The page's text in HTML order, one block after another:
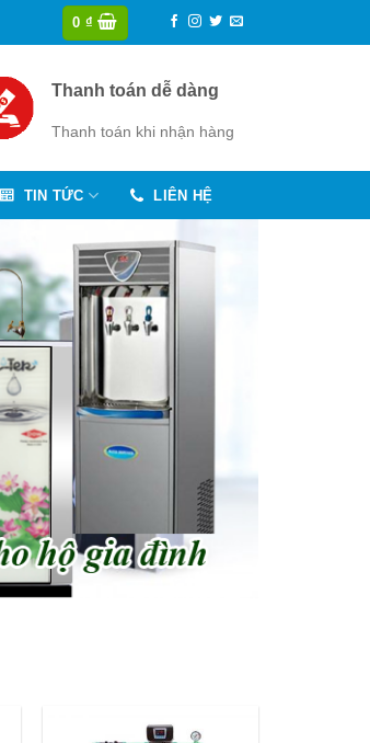
0 ₫
Thanh toán dễ dàng
Thanh toán khi nhận hàng
TIN TỨC LIÊN HỆ